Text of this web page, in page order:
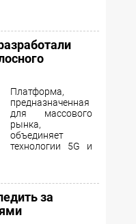
Платформа,
предназначенная
для массового
рынка,
объединяет
технологии 5G и
за